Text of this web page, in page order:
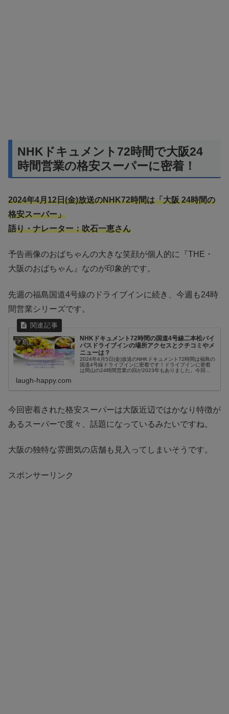
NHKドキュメント72時間で大阪24
時間営業の格安スーパーに密着！
2024年4月12日(金)放送のNHK72時間は「大阪 24時間の
格安スーパー」
語り・ナレーター：吹石一恵さん
予告画像のおばちゃんの大きな笑顔が個人的に『THE・
大阪のおばちゃん』なのが印象的です。
先週の福島国道4号線のドライブインに続き、今週も24時
間営業シリーズです。
NHKドキュメント72時間の国道4号線二本松バイ
パスドライブインの場所アクセスとクチコミやメ
ニューは？
2024年4月5日(金)放送のNHKドキュメント72時間は福島の
国道4号線ドライプインに密着です！ドライプインに密着
は岡山の24時間営業の回が2023年もありました。今回は
laugh-happy.com
今回密着された格安スーパーは大阪近辺ではかなり特徴が
あるスーパーで度々、話題になっているみたいですね。
大阪の独特な雰囲気の店舗も見入ってしまいそうです。
スポンサーリンク